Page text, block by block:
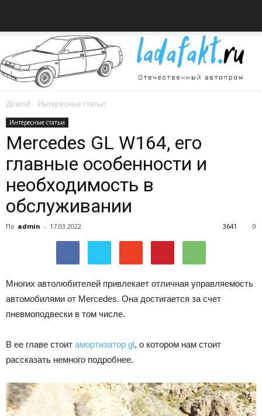
об
Домой Интересные статьи
Интересные статьи
Mercedes GL W164, его
главные особенности и
необходимость в
обслуживании
По admin - 17.03.2022 0
3641
Многих автолюбителей привлекает отличная управляемость
автомобилями от Mercedes. Она достигается за счет
пневмоподвески в том числе.
В ее главе стоит амортизатор gl, о котором нам стоит
рассказать немного подробнее.